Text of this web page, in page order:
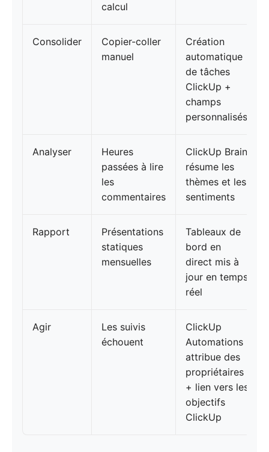
calcul
Consolider
Copier-coller
manuel
Création
automatique
de tâches
ClickUp +
champs
personnalisés
Analyser
Heures
passées à lire
les
commentaires
ClickUp Brain
résume les
thèmes et les
sentiments
Rapport
Présentations
statiques
mensuelles
Tableaux de
bord en
direct mis à
jour en temps
réel
Agir
Les suivis
échouent
ClickUp
Automations
attribue des
propriétaires
+ lien vers les
objectifs
ClickUp